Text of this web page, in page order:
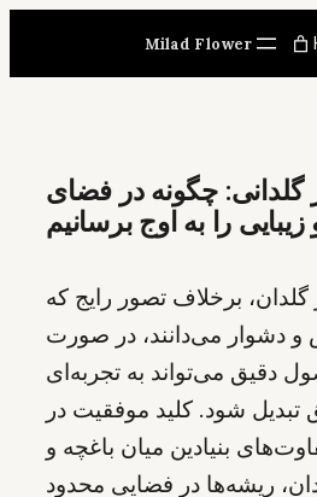
content
Milad Flower
گلدانی: چگونه در فضای
را به اوج برسانیم
برخلاف تصور رایج که
دشوار می‌دانند، در صورت
دقیق می‌تواند به تجربه‌ای
شود. کلید موفقیت در
بنیادین میان باغچه و
ریشه‌ها در فضایی محدود